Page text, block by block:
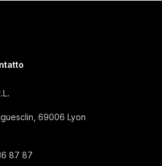
69006 Lyon
87 87